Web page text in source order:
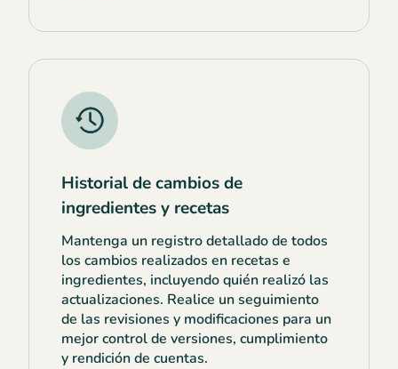
Historial de cambios de
ingredientes y recetas
Mantenga un registro detallado de todos
los cambios realizados en recetas e
ingredientes, incluyendo quién realizó las
actualizaciones. Realice un seguimiento
de las revisiones y modificaciones para un
mejor control de versiones, cumplimiento
y rendición de cuentas.